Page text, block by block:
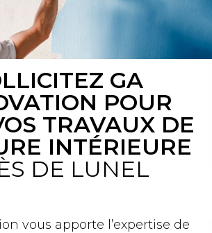
GA
POUR
TRAVAUX DE
INTÉRIEURE
DE LUNEL​
vous apporte l’expertise de